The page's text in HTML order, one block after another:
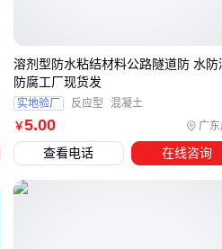
注意材料与基面的
防水密封胶 的选
适合
能在较短时间内形成
工时间要求不高的
对于防潮需求突出
￥5.00 广东
溶剂型防水粘结材料公路隧道防 水防
防腐工厂现货发
实地验厂 反应型 混凝土
查看电话 在线咨询